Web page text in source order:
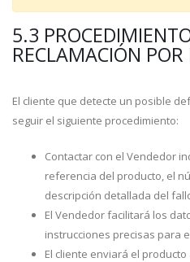
5.3
RECLAMACIÓN POR
El cliente que detecte un posible
seguir el siguiente procedimiento:
Contactar con el Vendedor
referencia del producto, el
descripción detallada del
El Vendedor facilitará los
instrucciones precisas para
El cliente enviará el